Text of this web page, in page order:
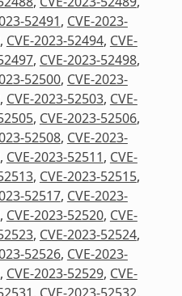
52491, CVE-2023-
, CVE-2023-52494, CVE-
, CVE-2023-52498,
52500, CVE-2023-
, CVE-2023-52503, CVE-
, CVE-2023-52506,
52508, CVE-2023-
, CVE-2023-52511, CVE-
, CVE-2023-52515,
52517, CVE-2023-
, CVE-2023-52520, CVE-
, CVE-2023-52524,
52526, CVE-2023-
, CVE-2023-52529, CVE-
, CVE-2023-52532,